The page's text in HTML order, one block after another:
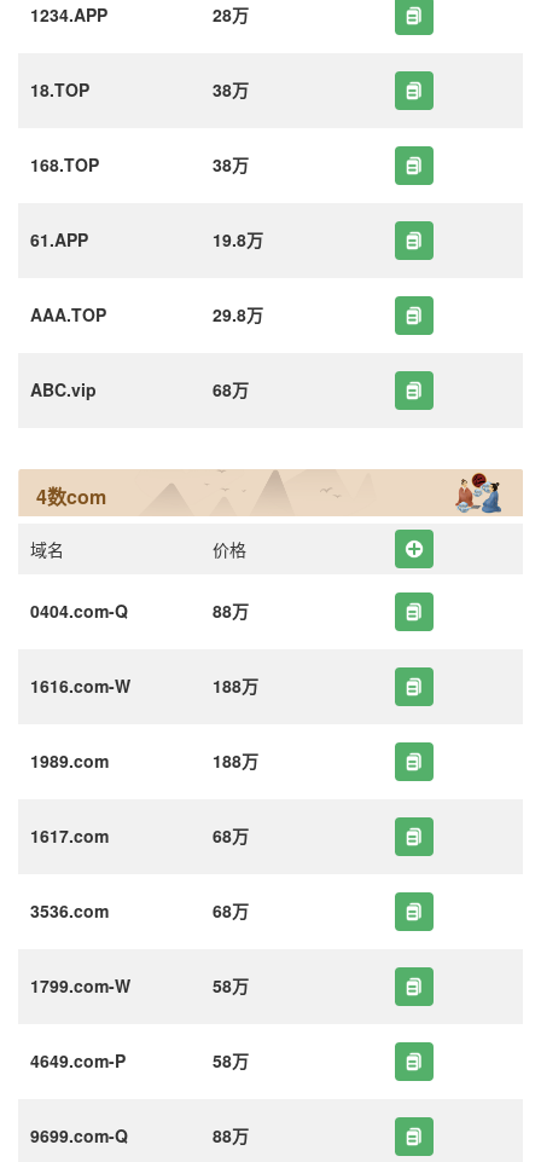
1234.APP 28万
18.TOP 38万
168.TOP 38万
61.APP 19.8万
AAA.TOP 29.8万
ABC.vip 68万
4数com
域名 价格
0404.com-Q 88万
1616.com-W 188万
1989.com 188万
1617.com 68万
3536.com 68万
1799.com-W 58万
4649.com-P 58万
9699.com-Q 88万